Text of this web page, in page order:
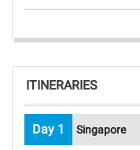
ITINERARIES
Day 1 Singapore